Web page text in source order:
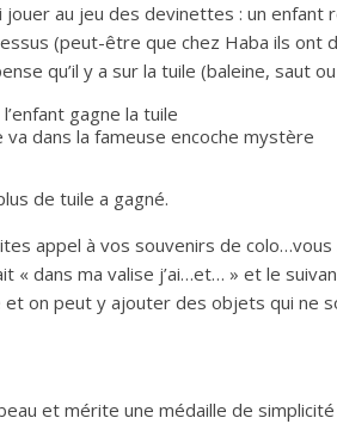
au jeu des devinettes : un enfant
(peut-être que chez Haba ils ont
qu’il y a sur la tuile (baleine, saut
gagne la tuile
va dans la fameuse encoche mystère
de tuile a gagné.
appel à vos souvenirs de
« dans ma valise j’ai…et… » et le
on peut y ajouter des objets qui ne
et mérite une médaille de